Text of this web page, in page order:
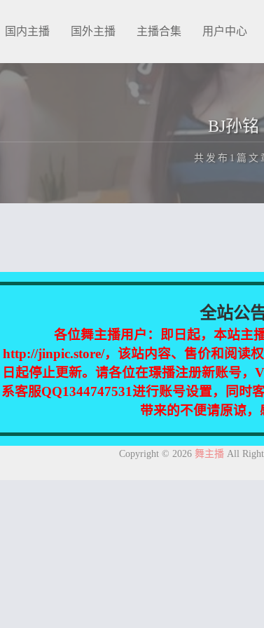
国内主播 国外主播 主播合集 用户中心
BJ孙铭
共发布1篇文
站所有资源均收集自互联网，仅供个人欣赏交流，如不慎
Copyright © 2026 舞主播All
全站公
各位舞主播用户：即日起，本站主
http://jinpic.store/，该站内容、售价和阅读
日起停止更新。请各位在璟播注册新账号
系客服QQ1344747531进行账号设置，同时
带来的不便请原谅，